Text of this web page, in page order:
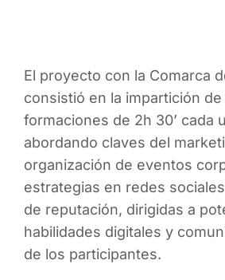
El proyecto con la Comarca
consistió en la impartición
formaciones de 2h 30’ cada
abordando claves del
organización de eventos
estrategias en redes
de reputación, dirigidas a
habilidades digitales y
de los participantes.